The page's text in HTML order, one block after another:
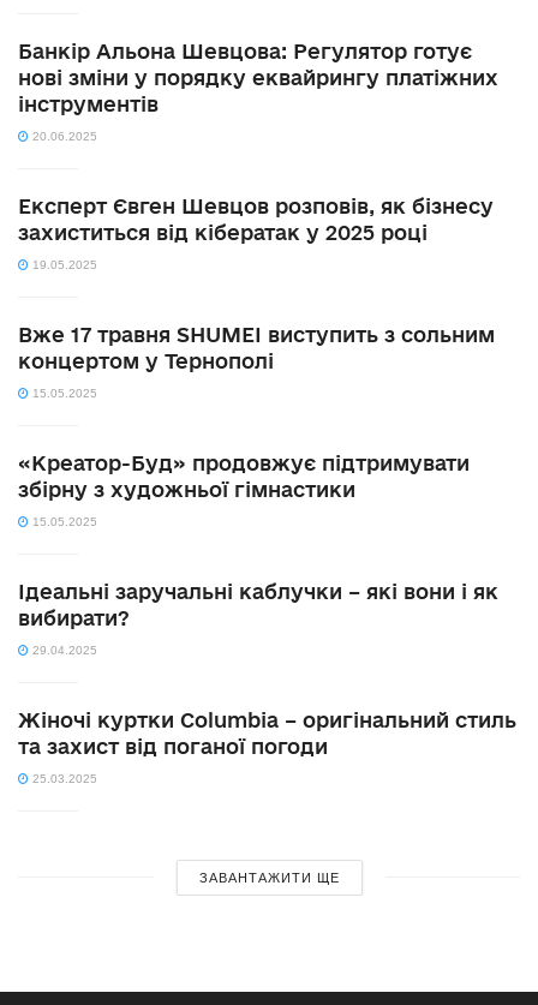
Банкір Альона Шевцова: Регулятор готує
нові зміни у порядку еквайрингу платіжних
інструментів
20.06.2025
Експерт Євген Шевцов розповів, як бізнесу
захиститься від кібератак у 2025 році
19.05.2025
Вже 17 травня SHUMEI виступить з сольним
концертом у Тернополі
15.05.2025
«Креатор-Буд» продовжує підтримувати
збірну з художньої гімнастики
15.05.2025
Ідеальні заручальні каблучки – які вони і як
вибирати?
29.04.2025
Жіночі куртки Columbia – оригінальний стиль
та захист від поганої погоди
25.03.2025
ЗАВАНТАЖИТИ ЩЕ